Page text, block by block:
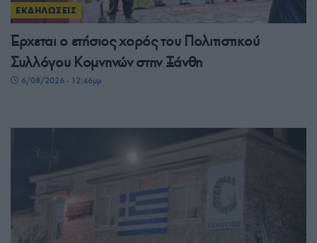
ΕΚΔΗΛΩΣΕΙΣ
Έρχεται ο ετήσιος χορός του Πολιτιστικού
Συλλόγου Κομνηνών στην Ξάνθη
6/08/2026 - 12:46μμ